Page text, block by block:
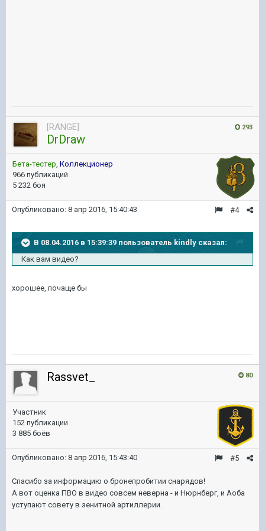
293
[RANGE]
DrDraw
Бета-тестер, Коллекционер
966 публикаций
5 232 боя
#4
Опубликовано: 8 апр 2016, 15:40:43
В 08.04.2016 в 15:39:39 пользователь kindly сказал:
Как вам видео?
хорошее, почаще бы
80
Rassvet_
Участник
152 публикации
3 885 боёв
#5
Опубликовано: 8 апр 2016, 15:43:40
Спасибо за информацию о бронепробитии снарядов!
А вот оценка ПВО в видео совсем неверна - и Нюрнберг, и Аоба
уступают совету в зенитной артиллерии.